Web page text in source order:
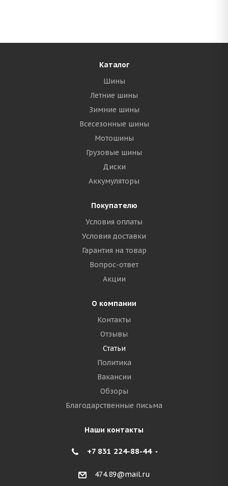
Каталог
Шины
Летние шины
Зимние шины
Всесезонные шины
Мотошины
Грузовые шины
Диски
Аккумуляторы
Покупателю
Условия оплаты
Условия доставки
Гарантия на товар
Вопрос-ответ
Акции
О компании
Контакты
Отзывы
Статьи
Политика
Вакансии
Обзоры
Благодарственные письма
Наши контакты
+7 831 224-88-44
474.89@mail.ru